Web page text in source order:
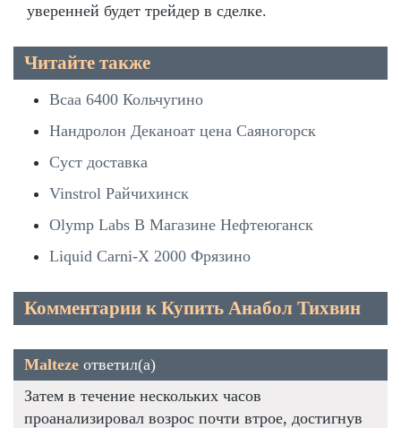
уверенней будет трейдер в сделке.
Читайте также
Bcaa 6400 Кольчугино
Нандролон Деканоат цена Саяногорск
Суст доставка
Vinstrol Райчихинск
Olymp Labs В Магазине Нефтеюганск
Liquid Carni-X 2000 Фрязино
Комментарии к Купить Анабол Тихвин
Malteze ответил(а)
Затем в течение нескольких часов
проанализировал возрос почти втрое, достигнув